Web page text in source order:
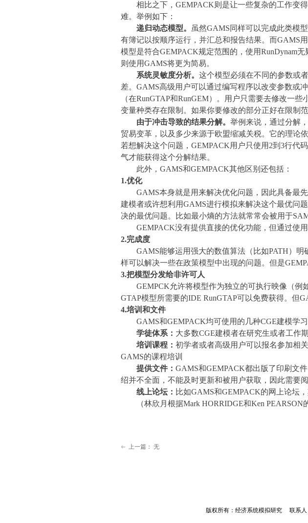
相比之下， GEMPACK则是让一些复杂的工作变
难。举例如下：
递归动态模型。
虽然GAMS同样可以完成此类模
有簿记以按顺序运行，并汇总和报告结果。而GAMS
模型是符合GEMPACK规定范围的，使用RunDynam无
则使用GAMS将更为简易。
系统灵敏度分析。 这个模型必须在不同的参数或
差。 GAMS高级用户可以通过编写程序以改变参数或冲
（在RunGTAP和RunGEM）。用户只需要去修改一些
变量种类存在限制。如果你要修改的部分正好在限制
由于冲击导致的结果分解。 举例来说，通过分解
贸易变革，以及多少来源于欧盟缩减关税。它的理论
若想解决这个问题， GEMPACK用户只使用 2到 3行代
气才能获得这个分解结果。
此外， GAMS和GEMPACK其他区别还包括：
1.优化
GAMS本身就是用来解决优化问题，因此具备最
建模者或许想利用GAMS进行模拟来解决这个最优问
决的最优问题。比如最小熵的方法就常常会被用于
GEMPACK没有提供直接的优化功能，但通过使
2.完成度
GAMS能够运用强大的数值算法（比如PATH）明
样可以解决一些在政策模型中出现的问题。但是
3.把模型分发给非许可人
GEMPCK允许将模型作为独立的可执行映像（例
GTAP模型所需要的IDE RunGTAP可以免费获得。但
4.培训和文件
GAMS和GEMPACK均可使用的几种CGE建模学
学徒体系： 大多数CGE建模者在研究生或者工作
培训课程： 初学者或者高级用户可以报名参加相
GAMS的课程培训
提供文件： GAMS和GEMPACK都出版了印刷文
绍并不全面，不能及时更新和被用户获取，因此需要
线上论坛： 比如GAMS和GEMPACK的网上论坛
（林欣月根据Mark HORRIDGE和Ken PEARSON
ꂃ 上一篇： 无
版权所有：经济系统模拟研究 联系人
http://